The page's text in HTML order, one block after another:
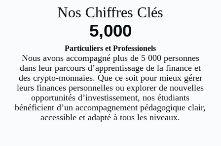
Nos Chiffres Clés
5,000
Particuliers et Professionels
Nous avons accompagné plus de 5 000 personnes
dans leur parcours d’apprentissage de la finance et
des crypto-monnaies. Que ce soit pour mieux gérer
leurs finances personnelles ou explorer de nouvelles
opportunités d’investissement, nos étudiants
bénéficient d’un accompagnement pédagogique clair,
accessible et adapté à tous les niveaux.